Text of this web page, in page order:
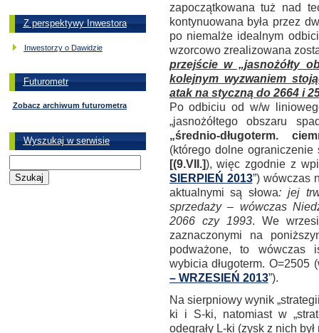
Z perspektywy Inwestora
Inwestorzy o Dawidzie
Futurometr
Zobacz archiwum futurometra
Wyszukaj w serwisie
zapoczątkowana tuż nad
kontynuowana była przez
po niemalże idealnym
wzorcowo zrealizowana
przejście w „jasnożółty
kolejnym wyzwaniem
atak na styczną do 2664 i
Po odbiciu od w/w
„jasnożółtego obszaru
„średnio-długoterm.
(którego dolne
[(9.VII.]), więc zgodnie z
SIERPIEŃ 2013”) wówczas
aktualnymi są słowa: jej
sprzedaży – wówczas
2066 czy 1993.
We
zaznaczonymi na
podważone, to wówczas
wybicia długoterm. O=2505
– WRZESIEŃ 2013”).
Na sierpniowy wynik
ki i S-ki, natomiast w
odegrały L-ki (zysk z nich